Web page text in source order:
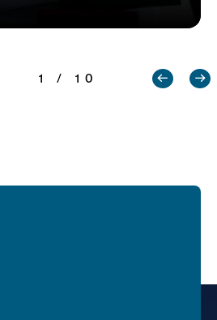
1 / 10